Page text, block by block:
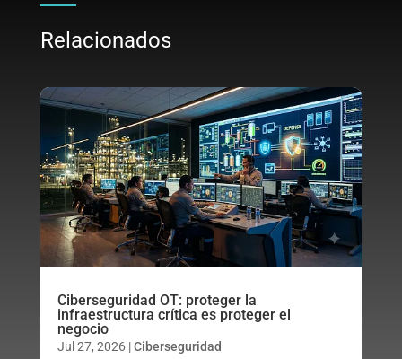
Relacionados
Ciberseguridad OT: proteger la
infraestructura crítica es proteger el
negocio
Jul 27, 2026|Ciberseguridad